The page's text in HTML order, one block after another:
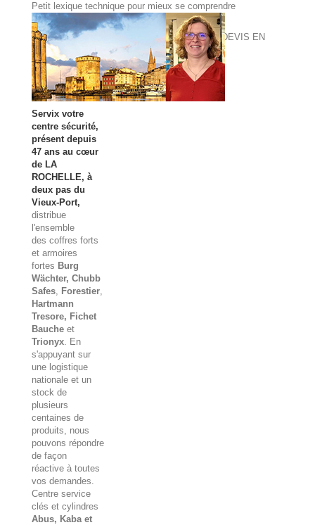
Petit lexique technique pour mieux se comprendre
Servix votre
centre sécurité,
présent depuis
47 ans au cœur
de LA
ROCHELLE, à
deux pas du
Vieux-Port,
distribue
l'ensemble
des coffres forts
et armoires
fortes Burg
Wächter, Chubb
Safes, Forestier,
Hartmann
Tresore, Fichet
Bauche et
Trionyx. En
s'appuyant sur
une logistique
nationale et un
stock de
plusieurs
centaines de
produits, nous
pouvons répondre
de façon
réactive à toutes
vos demandes.
Centre service
clés et cylindres
Abus, Kaba et
DEVIS EN
LIGNE